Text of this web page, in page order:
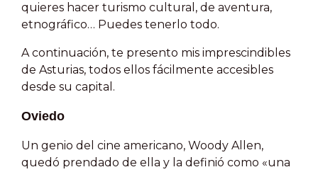
quieres hacer turismo cultural, de aventura,
etnográfico… Puedes tenerlo todo.
A continuación, te presento mis imprescindibles
de Asturias, todos ellos fácilmente accesibles
desde su capital.
Oviedo
Un genio del cine americano, Woody Allen,
quedó prendado de ella y la definió como «una